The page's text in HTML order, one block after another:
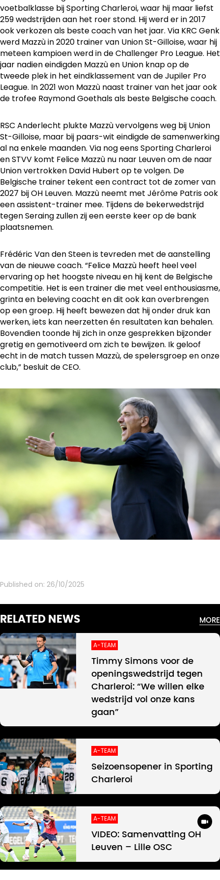
voetbalklasse bij Sporting Charleroi, waar hij maar liefst
259 wedstrijden aan het roer stond. Hij werd er in 2017
ook verkozen als beste coach van het jaar. Via KRC Genk
werd Mazzù in 2020 trainer van Union St-Gilloise, waar hij
meteen kampioen werd in de Challenger Pro League. Het
jaar nadien eindigden Mazzù en Union knap op de
tweede plek in het eindklassement van de Jupiler Pro
League. In 2021 won Mazzù naast trainer van het jaar ook
de trofee Raymond Goethals als beste Belgische coach.
RSC Anderlecht plukte Mazzù vervolgens weg bij Union
St-Gilloise, maar bij paars-wit eindigde de samenwerking
al na enkele maanden. Via nog eens Sporting Charleroi
en STVV komt Felice Mazzù nu naar Leuven om de naar
Union vertrokken David Hubert op te volgen. De
Belgische trainer tekent een contract tot de zomer van
2027 bij OH Leuven. Mazzù neemt met Jérôme Patris ook
een assistent-trainer mee. Tijdens de bekerwedstrijd
tegen Seraing zullen zij een eerste keer op de bank
plaatsnemen.
Frédéric Van den Steen is tevreden met de aanstelling
van de nieuwe coach. “Felice Mazzù heeft heel veel
ervaring op het hoogste niveau en hij kent de Belgische
competitie. Het is een trainer die met veel enthousiasme,
grinta en beleving coacht en dit ook kan overbrengen
op een groep. Hij heeft bewezen dat hij onder druk kan
werken, iets kan neerzetten én resultaten kan behalen.
Bovendien toonde hij zich in onze gesprekken bijzonder
gretig en gemotiveerd om zich te bewijzen. Ik geloof
echt in de match tussen Mazzù, de spelersgroep en onze
club,” besluit de CEO.
Published on: 26/10/2025
RELATED NEWS MORE
A-TEAM
Timmy Simons voor de
openingswedstrijd tegen
Charleroi: “We willen elke
wedstrijd vol onze kans
gaan”
A-TEAM
Seizoensopener in Sporting
Charleroi
A-TEAM
VIDEO: Samenvatting OH
Leuven – Lille OSC